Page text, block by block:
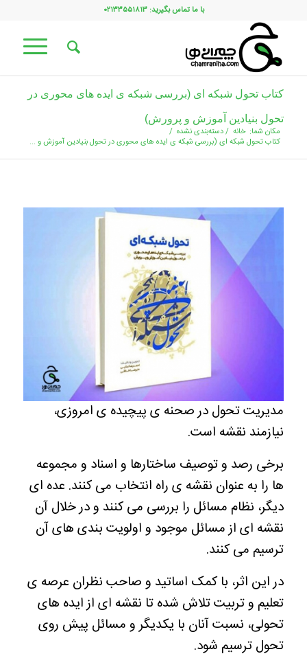
با ما تماس بگیرید: ۰۲۱۳۳۵۵۱۸۱۳
کتاب تحول شبکه ای (بررسی شبکه ی ایده های محوری در
تحول بنیادین آموزش و پرورش)
مکان شما: خانه /دسته‌بندی نشده /
کتاب تحول شبکه ای (بررسی شبکه ی ایده های محوری در تحول بنیادین آموزش و ...
مدیریت تحول در صحنه ی پیچیده ی امروزی،
نیازمند نقشه است.
برخی رصد و توصیف ساختارها و اسناد و مجموعه
ها را به عنوان نقشه ی راه انتخاب می کنند. عده ای
دیگر، نظام مسائل را بررسی می کنند و در خلال آن
نقشه ای از مسائل موجود و اولویت بندی های آن
ترسیم می کنند.
در این اثر، با کمک اساتید و صاحب نظران عرصه ی
تعلیم و تربیت تلاش شده تا نقشه ای از ایده های
تحولی، نسبت آنان با یکدیگر و مسائل پیش روی
تحول ترسیم شود.